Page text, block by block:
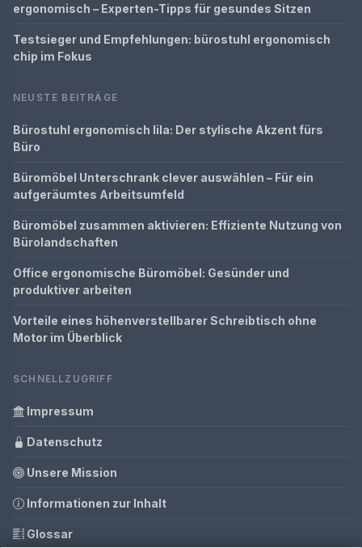
ergonomisch – Experten-Tipps für gesundes Sitzen
Testsieger und Empfehlungen: bürostuhl ergonomisch
chip im Fokus
NEUSTE BEITRÄGE
Bürostuhl ergonomisch lila: Der stylische Akzent fürs
Büro
Büromöbel Unterschrank clever auswählen – Für ein
aufgeräumtes Arbeitsumfeld
Büromöbel zusammen aktivieren: Effiziente Nutzung von
Bürolandschaften
Office ergonomische Büromöbel: Gesünder und
produktiver arbeiten
Vorteile eines höhenverstellbarer Schreibtisch ohne
Motor im Überblick
SCHNELLZUGRIFF
Impressum
Datenschutz
Unsere Mission
Informationen zur Inhalt
Glossar